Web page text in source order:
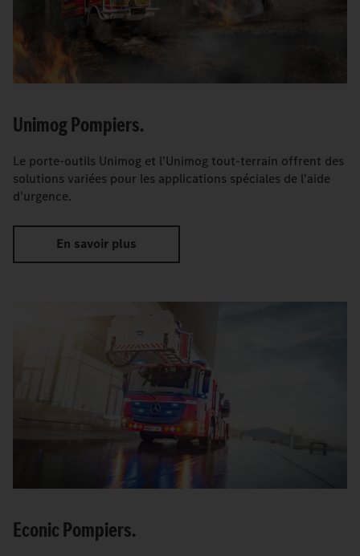
Unimog Pompiers.
Le porte-outils Unimog et l'Unimog tout-terrain offrent des
solutions variées pour les applications spéciales de l'aide
d'urgence.
En savoir plus
Econic Pompiers.